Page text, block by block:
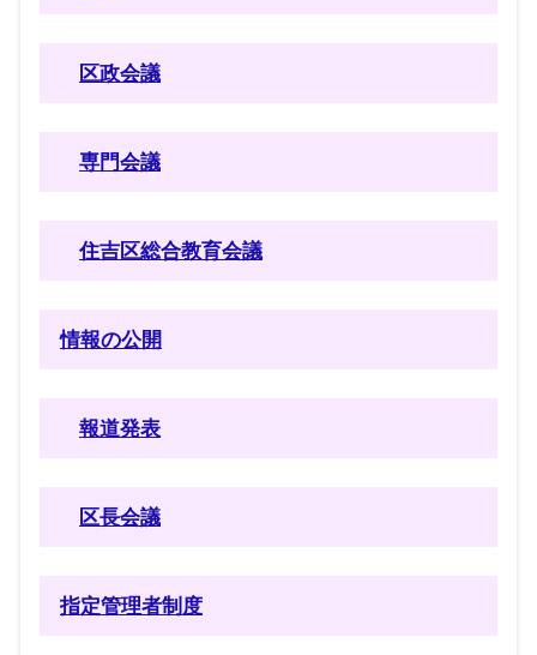
区政会議
専門会議
住吉区総合教育会議
情報の公開
報道発表
区長会議
指定管理者制度